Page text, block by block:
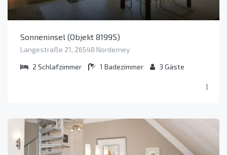
Sonneninsel (Objekt 81995)
Langestraße 21, 26548 Norderney
2 Schlafzimmer 1 Badezimmer 3 Gäste